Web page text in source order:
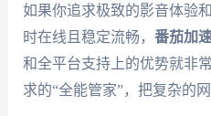
如果你追求极致的影音体验
时在线且稳定流畅， 番茄加
和全平台支持上的优势就非
求的“全能管家”，把复杂的